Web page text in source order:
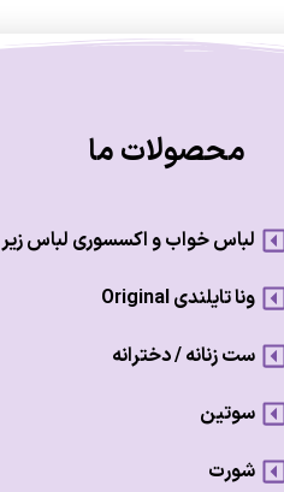
محصولات ما
لباس خواب و اکسسوری لباس زیر
ونا تایلندی Original
ست زنانه / دخترانه
سوتین
شورت